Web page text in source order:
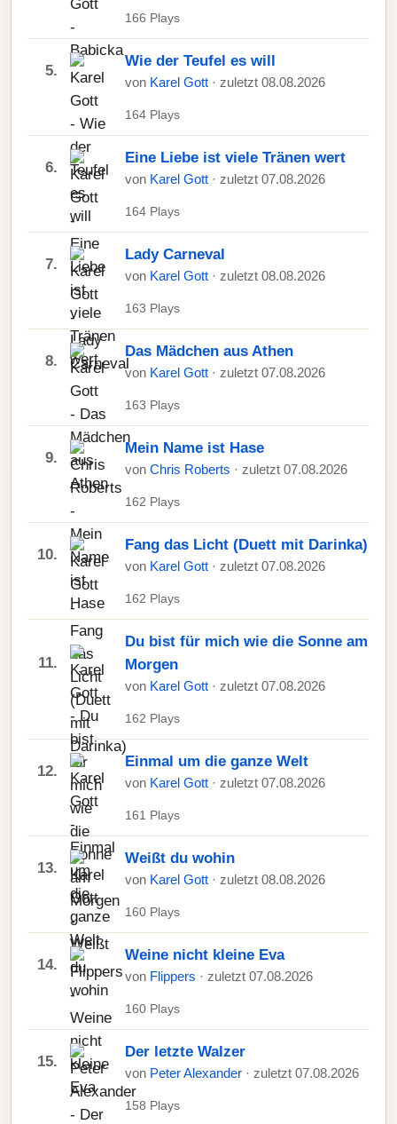
166 Plays
5.
Wie der Teufel es will
von Karel Gott · zuletzt 08.08.2026
164 Plays
6.
Eine Liebe ist viele Tränen wert
von Karel Gott · zuletzt 07.08.2026
164 Plays
7.
Lady Carneval
von Karel Gott · zuletzt 08.08.2026
163 Plays
8.
Das Mädchen aus Athen
von Karel Gott · zuletzt 07.08.2026
163 Plays
9.
Mein Name ist Hase
von Chris Roberts · zuletzt 07.08.2026
162 Plays
10.
Fang das Licht (Duett mit Darinka)
von Karel Gott · zuletzt 07.08.2026
162 Plays
11.
Du bist für mich wie die Sonne am
Morgen
von Karel Gott · zuletzt 07.08.2026
162 Plays
12.
Einmal um die ganze Welt
von Karel Gott · zuletzt 07.08.2026
161 Plays
13.
Weißt du wohin
von Karel Gott · zuletzt 08.08.2026
160 Plays
14.
Weine nicht kleine Eva
von Flippers · zuletzt 07.08.2026
160 Plays
15.
Der letzte Walzer
von Peter Alexander · zuletzt 07.08.2026
158 Plays